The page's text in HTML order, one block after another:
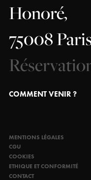
Honoré,
75008
COMMENT VENIR ?
MENTIONS LÉGALES
CGU
COOKIES
ETHIQUE ET CONFORMITÉ
CONTACT